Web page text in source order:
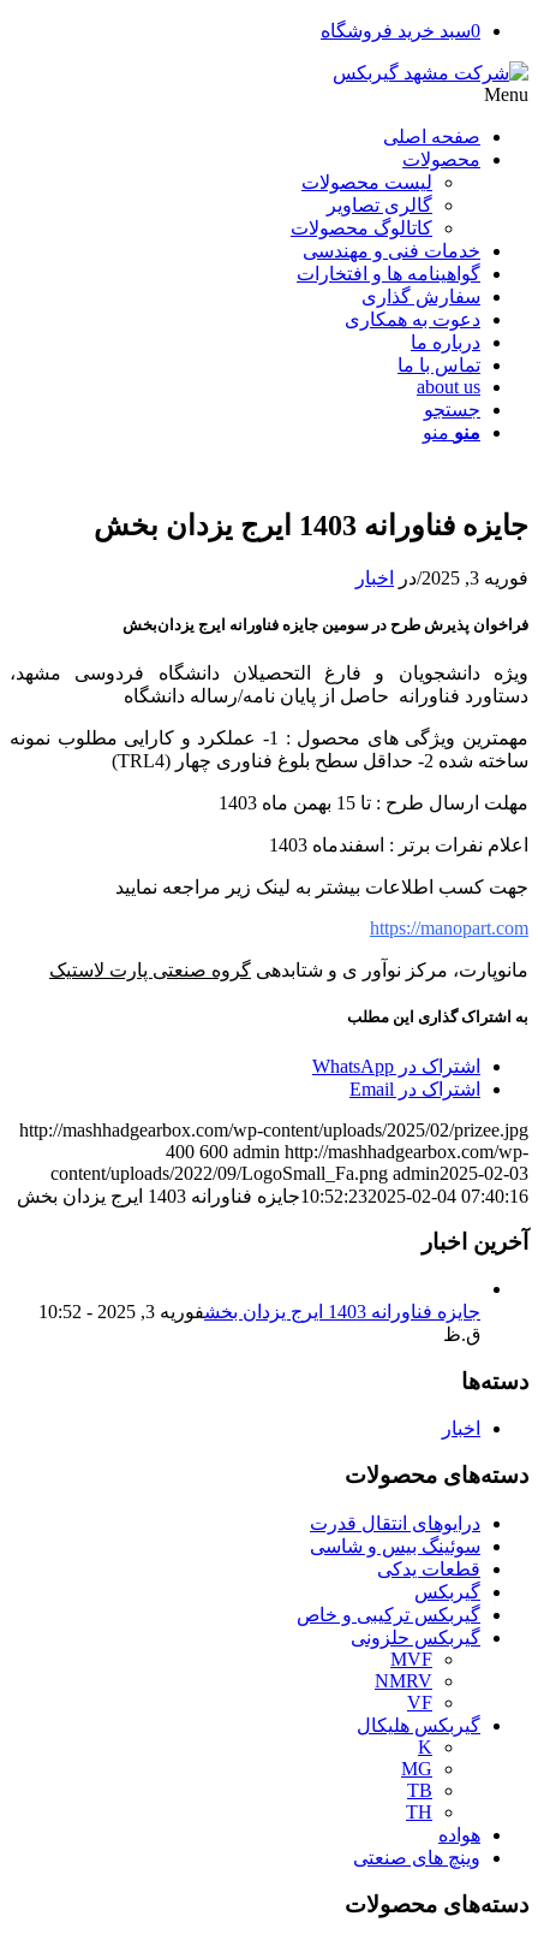
0سبد خرید فروشگاه
Menu
صفحه اصلی
محصولات
لیست محصولات
گالری تصاویر
کاتالوگ محصولات
خدمات فنی و مهندسی
گواهینامه ها و افتخارات
سفارش گذاری
دعوت به همکاری
درباره ما
تماس با ما
about us
جستجو
منو منو
جایزه فناورانه 1403 ایرج یزدان بخش
فوریه 3, 2025 /در اخبار
فراخوان پذیرش طرح در سومین جایزه فناورانه ایرج یزدان‌بخش
ویژه دانشجویان و فارغ التحصیلان دانشگاه فردوسی مشهد،
دستاورد فناورانه حاصل از پایان نامه/رساله دانشگاه
مهمترین ویژگی های محصول : 1- عملکرد و کارایی مطلوب نمونه
ساخته شده 2- حداقل سطح بلوغ فناوری چهار (TRL4)
مهلت ارسال طرح : تا 15 بهمن ماه 1403
اعلام نفرات برتر : اسفندماه 1403
جهت کسب اطلاعات بیشتر به لینک زیر مراجعه نمایید
https://manopart.com
مانوپارت، مرکز نوآور ی و شتابدهی گروه صنعتی پارت لاستیک
به اشتراک گذاری این مطلب
اشتراک در WhatsApp
اشتراک در Email
http://mashhadgearbox.com/wp-content/uploads/2025/02/prizee.jpg
400 600 admin http://mashhadgearbox.com/wp-
content/uploads/2022/09/LogoSmall_Fa.png admin2025-02-03
10:52:232025-02-04 07:40:16 جایزه فناورانه 1403 ایرج یزدان بخش
آخرین اخبار
جایزه فناورانه 1403 ایرج یزدان بخش
فوریه 3, 2025 - 10:52
ق.ظ
دسته‌ها
اخبار
دسته‌های محصولات
درایوهای انتقال قدرت
سوئینگ بیس و شاسی
قطعات یدکی
گیربکس
گیربکس ترکیبی و خاص
گیربکس حلزونی
MVF
NMRV
VF
گیربکس هلیکال
K
MG
TB
TH
هواده
وینچ های صنعتی
دسته‌های محصولات